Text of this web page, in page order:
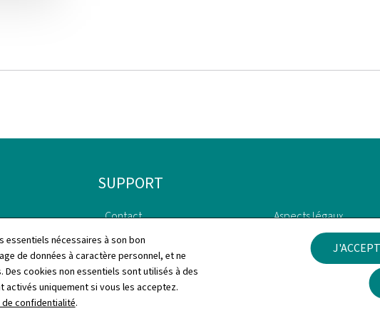
essentiels nécessaires à son bon
de données à caractère personnel, et ne
Des cookies non essentiels sont utilisés à des
uniquement si vous les acceptez.
confidentialité.
SUPPORT
Contact
Plan du site
À propos du site
Aspects légaux
Déclaration